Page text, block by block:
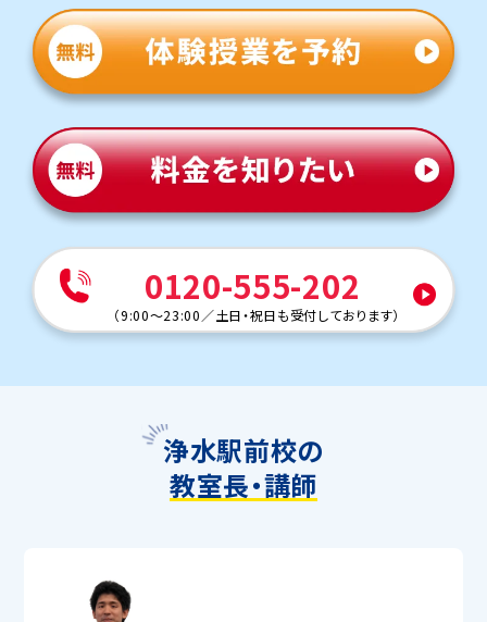
0120-555-202
（9:00～23:00／土日・祝日も受付しております）
浄水駅前校の
教室長・講師